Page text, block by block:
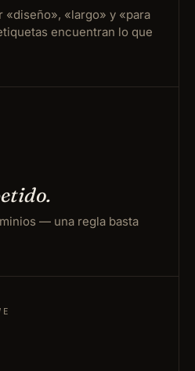
«diseño», «largo» y «para
encuentran lo que
— una regla basta